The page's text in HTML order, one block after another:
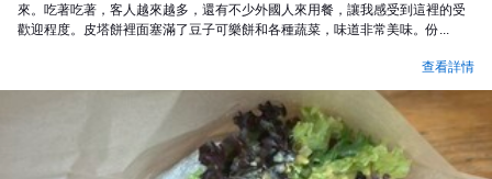
來。吃著吃著，客人越來越多，還有不少外國人來用餐，讓我感受到這裡的受
歡迎程度。皮塔餅裡面塞滿了豆子可樂餅和各種蔬菜，味道非常美味。份...
查看詳情